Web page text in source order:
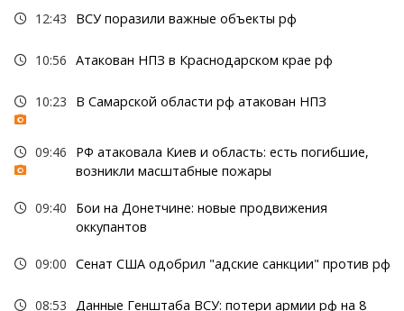
12:43 ВСУ поразили важные объекты рф
10:56 Атакован НПЗ в Краснодарском крае рф
10:23 В Самарской области рф атакован НПЗ
09:46
РФ атаковала Киев и область: есть погибшие,
возникли масштабные пожары
09:40
Бои на Донетчине: новые продвижения
оккупантов
09:00 Сенат США одобрил "адские санкции" против рф
08:53 Данные Генштаба ВСУ: потери армии рф на 8